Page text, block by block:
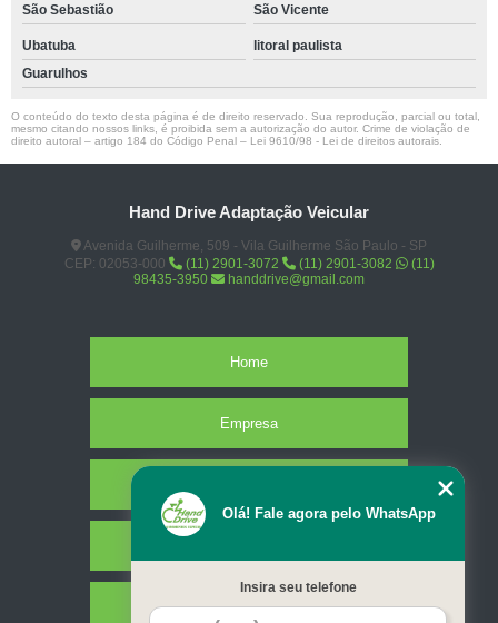
São Sebastião São Vicente
Ubatuba
litoral paulista
Guarulhos
O conteúdo do texto desta página é de direito reservado. Sua reprodução, parcial ou total,
mesmo citando nossos links, é proibida sem a autorização do autor. Crime de violação de
direito autoral – artigo 184 do Código Penal – Lei 9610/98 - Lei de direitos autorais
Hand Drive Adaptação Veicular
Avenida Guilherme, 509 - Vila Guilherme São Paulo - SP
CEP: 02053-000
(11) 2901-3072 (11) 2901-3082
(11)
98435-3950
handdrive@gmail.com
Home
Empresa
Contato
Olá! Fale agora pelo WhatsApp
Insira seu telefone